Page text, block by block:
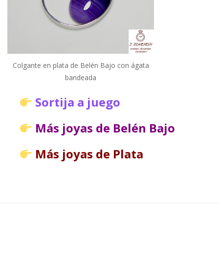
Colgante en plata de Belén Bajo con ágata
bandeada
Sortija a juego
Más joyas de Belén Bajo
Más joyas de Plata